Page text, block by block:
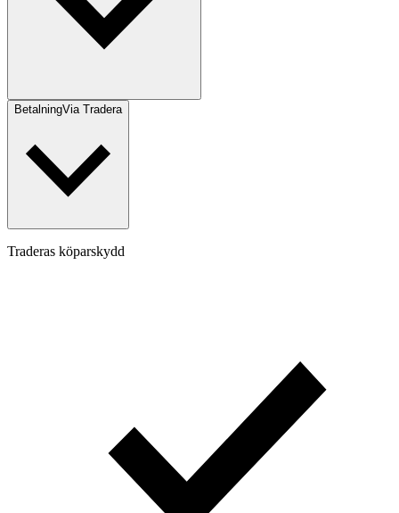
BetalningVia Tradera
Traderas köparskydd